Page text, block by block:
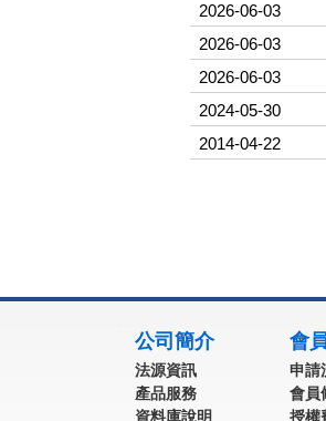
2026-06-03
2026-06-03
2026-06-03
2024-05-30
2014-04-22
公司簡介
法源資訊
產品服務
資料庫說明
會
申請
會員
授權